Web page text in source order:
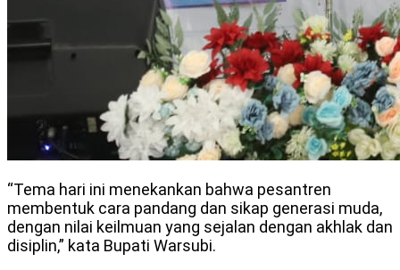
“Tema hari ini menekankan bahwa pesantren
membentuk cara pandang dan sikap generasi muda,
dengan nilai keilmuan yang sejalan dengan akhlak dan
disiplin,” kata Bupati Warsubi.